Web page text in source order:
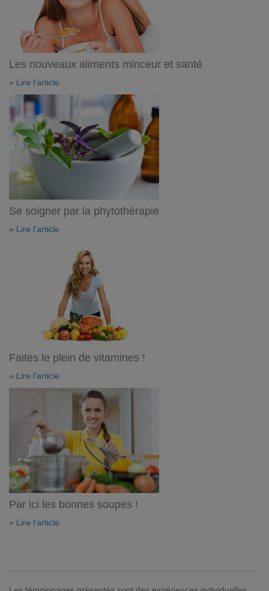
Les nouveaux aliments minceur et santé
» Lire l'article
Se soigner par la phytothérapie
» Lire l'article
Faites le plein de vitamines !
» Lire l'article
Par ici les bonnes soupes !
» Lire l'article